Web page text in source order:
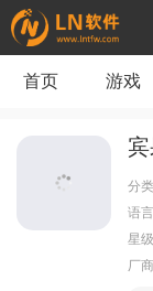
首页 游戏
分类
语言
星级
厂